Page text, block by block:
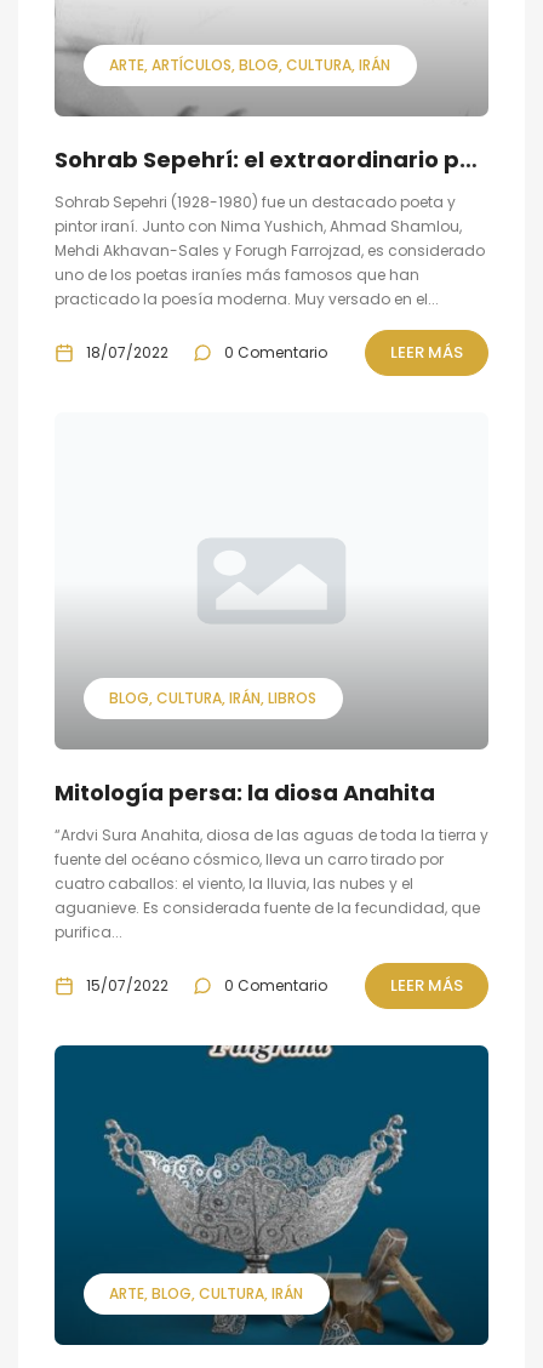
ARTE ARTÍCULOS BLOG CULTURA IRÁN
Sohrab Sepehrí: el extraordinario poeta y pintor iraní
Sohrab Sepehri (1928-1980) fue un destacado poeta y
pintor iraní. Junto con Nima Yushich, Ahmad Shamlou,
Mehdi Akhavan-Sales y Forugh Farrojzad, es considerado
uno de los poetas iraníes más famosos que han
practicado la poesía moderna. Muy versado en el...
18/07/2022 0 Comentario LEER MÁS
BLOG CULTURA IRÁN LIBROS
Mitología persa: la diosa Anahita
“Ardvi Sura Anahita, diosa de las aguas de toda la tierra y
fuente del océano cósmico, lleva un carro tirado por
cuatro caballos: el viento, la lluvia, las nubes y el
aguanieve. Es considerada fuente de la fecundidad, que
purifica...
15/07/2022 0 Comentario LEER MÁS
ARTE BLOG CULTURA IRÁN